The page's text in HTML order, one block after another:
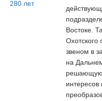
Востоке.
Охотского
звеном в
на
решающую
интересов